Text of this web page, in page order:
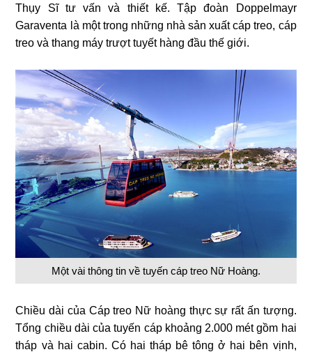
Thụy Sĩ tư vấn và thiết kế. Tập đoàn Doppelmayr
Garaventa là một trong những nhà sản xuất cáp treo, cáp
treo và thang máy trượt tuyết hàng đầu thế giới.
Một vài thông tin về tuyến cáp treo Nữ Hoàng.
Chiều dài của Cáp treo Nữ hoàng thực sự rất ấn tượng.
Tổng chiều dài của tuyến cáp khoảng 2.000 mét gồm hai
tháp và hai cabin. Có hai tháp bê tông ở hai bên vịnh,